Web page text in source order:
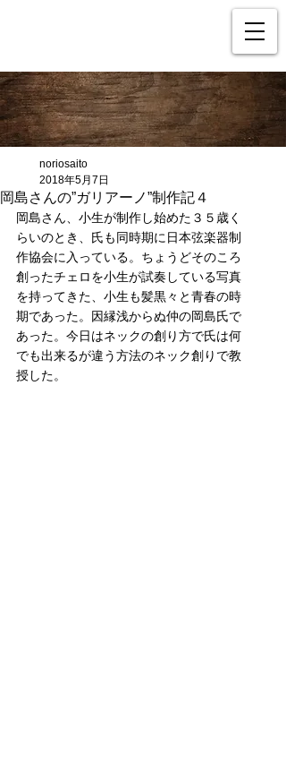
岡島さんの”ガリアーノ”制作記４
noriosaito
2018年5月7日
岡島さん、小生が制作し始めた３５歳く
らいのとき、氏も同時期に日本弦楽器制
作協会に入っている。ちょうどそのころ
創ったチェロを小生が試奏している写真
を持ってきた、小生も髪黒々と青春の時
期であった。因縁浅からぬ仲の岡島氏で
あった。今日はネックの創り方で氏は何
でも出来るが違う方法のネック創りで教
授した。